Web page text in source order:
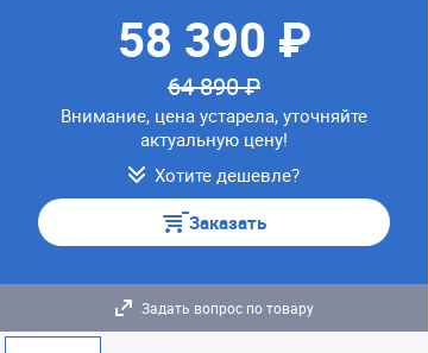
58 390 ₽
64 890 ₽
Внимание, цена устарела, уточняйте
актуальную цену!
Хотите дешевле?
Заказать
Задать вопрос по товару